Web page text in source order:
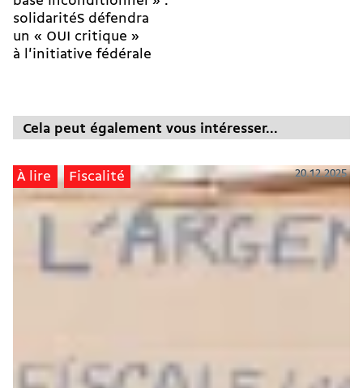
solidaritéS défendra
un « OUI critique »
à l'initiative fédérale
Cela peut également vous intéresser...
À lire Fiscalité 20.12.2025